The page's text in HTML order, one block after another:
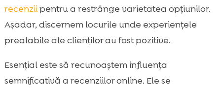
recenziipentru a restrânge varietatea opțiunilor.
Așadar, discernem locurile unde experiențele
prealabile ale clienților au fost pozitive.
Esențial este să recunoaștem influența
semnificativă a recenziilor online. Ele se